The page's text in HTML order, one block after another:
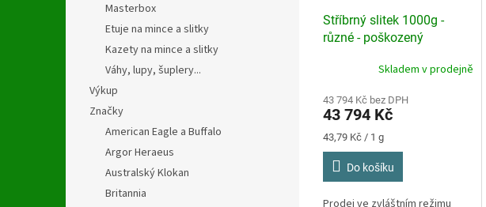
Masterbox
Etuje na mince a slitky
Kazety na mince a slitky
Váhy, lupy, šuplery...
Výkup
Značky
American Eagle a Buffalo
Argor Heraeus
Australský Klokan
Britannia
Stříbrný slitek 1000g -
různé - poškozený
Skladem v prodejně
43 794 Kč bez DPH
43 794 Kč
Měrná
cena:
43,79 Kč / 1 g
Do košíku
Prodej ve zvláštním režimu